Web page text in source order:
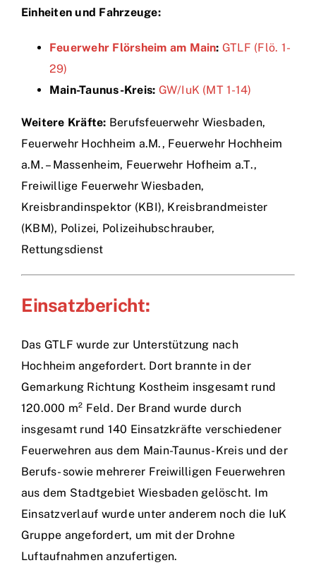
Einheiten und Fahrzeuge:
Feuerwehr Flörsheim am Main: GTLF (Flö. 1-
29)
Main-Taunus-Kreis: GW/IuK (MT 1-14)
Weitere Kräfte: Berufsfeuerwehr Wiesbaden,
Feuerwehr Hochheim a.M., Feuerwehr Hochheim
a.M. – Massenheim, Feuerwehr Hofheim a.T.,
Freiwillige Feuerwehr Wiesbaden,
Kreisbrandinspektor (KBI), Kreisbrandmeister
(KBM), Polizei, Polizeihubschrauber,
Rettungsdienst
Einsatzbericht:
Das GTLF wurde zur Unterstützung nach
Hochheim angefordert. Dort brannte in der
Gemarkung Richtung Kostheim insgesamt rund
120.000 m² Feld. Der Brand wurde durch
insgesamt rund 140 Einsatzkräfte verschiedener
Feuerwehren aus dem Main-Taunus-Kreis und der
Berufs- sowie mehrerer Freiwilligen Feuerwehren
aus dem Stadtgebiet Wiesbaden gelöscht. Im
Einsatzverlauf wurde unter anderem noch die IuK
Gruppe angefordert, um mit der Drohne
Luftaufnahmen anzufertigen.